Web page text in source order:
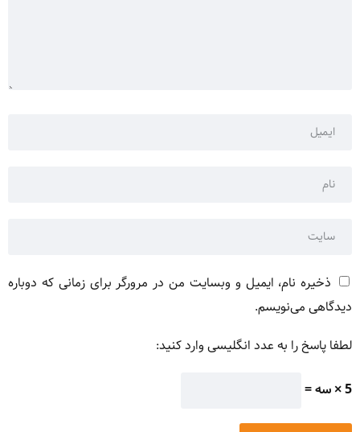
ذخیره نام، ایمیل و وبسایت من در مرورگر برای زمانی که دوباره
دیدگاهی می‌نویسم.
لطفا پاسخ را به عدد انگلیسی وارد کنید:
5 × سه =